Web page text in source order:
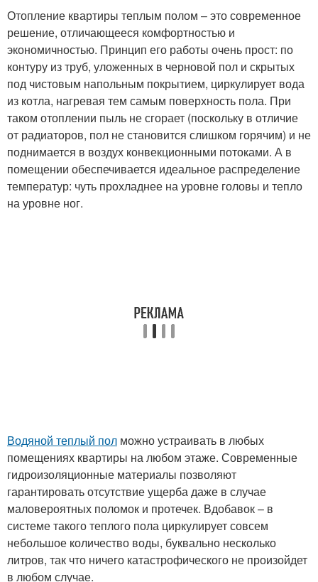
Отопление квартиры теплым полом – это современное
решение, отличающееся комфортностью и
экономичностью. Принцип его работы очень прост: по
контуру из труб, уложенных в черновой пол и скрытых
под чистовым напольным покрытием, циркулирует вода
из котла, нагревая тем самым поверхность пола. При
таком отоплении пыль не сгорает (поскольку в отличие
от радиаторов, пол не становится слишком горячим) и не
поднимается в воздух конвекционными потоками. А в
помещении обеспечивается идеальное распределение
температур: чуть прохладнее на уровне головы и тепло
на уровне ног.
Водяной теплый пол можно устраивать в любых
помещениях квартиры на любом этаже. Современные
гидроизоляционные материалы позволяют
гарантировать отсутствие ущерба даже в случае
маловероятных поломок и протечек. Вдобавок – в
системе такого теплого пола циркулирует совсем
небольшое количество воды, буквально несколько
литров, так что ничего катастрофического не произойдет
в любом случае.